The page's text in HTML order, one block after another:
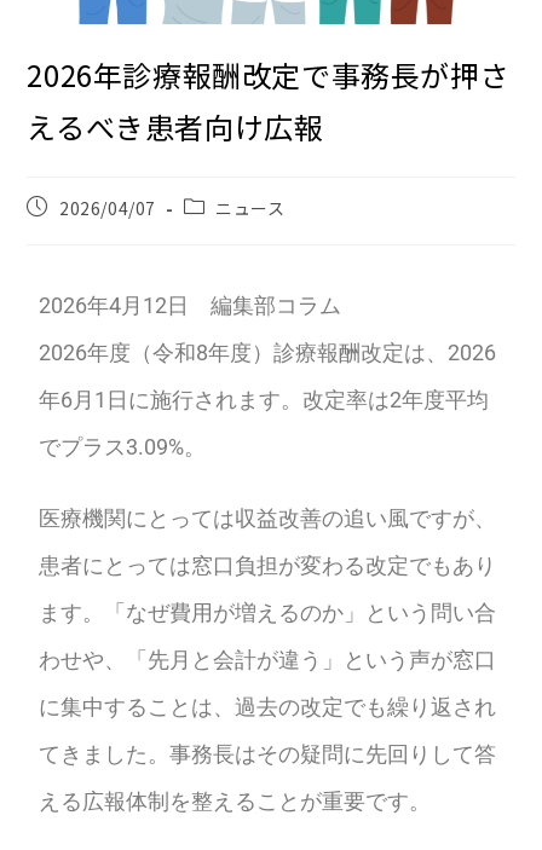
2026年診療報酬改定で事務長が押さ
えるべき患者向け広報
2026/04/07 ニュース
2026年4月12日 編集部コラム
2026年度（令和8年度）診療報酬改定は、2026
年6月1日に施行されます。改定率は2年度平均
でプラス3.09%。
医療機関にとっては収益改善の追い風ですが、
患者にとっては窓口負担が変わる改定でもあり
ます。「なぜ費用が増えるのか」という問い合
わせや、「先月と会計が違う」という声が窓口
に集中することは、過去の改定でも繰り返され
てきました。事務長はその疑問に先回りして答
える広報体制を整えることが重要です。